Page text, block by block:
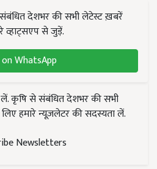
देशभर की सभी लेटेस्ट ख़बरें
व्हाट्सएप से जुड़ें.
WhatsApp
कृषि से संबंधित देशभर की सभी
हमारे न्यूज़लेटर की सदस्यता लें.
Newsletters